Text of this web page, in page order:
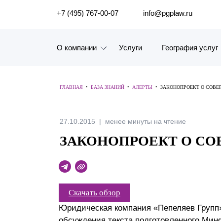
ПОИСК ПО САЙТУ
+7 (495) 767-00-07 info@pgplaw.ru
О компании
Наш опыт
Рейтинги, Награды, Цифры
Новости
Карьера
История компании
Услуги География услуг
ГЛАВНАЯ • БАЗА ЗНАНИЙ • АЛЕРТЫ • ЗАКОНОПРОЕКТ О
27.10.2015 менее минуты на чтение
ЗАКОНОПРОЕКТ О
Скачать обзор
Юридическая компания «Пепеляев